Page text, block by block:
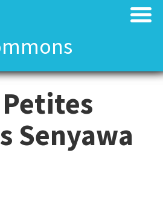
Kami
Kami
Indonesia Team
Kami
Kami
Indonesia Team
Senyawa